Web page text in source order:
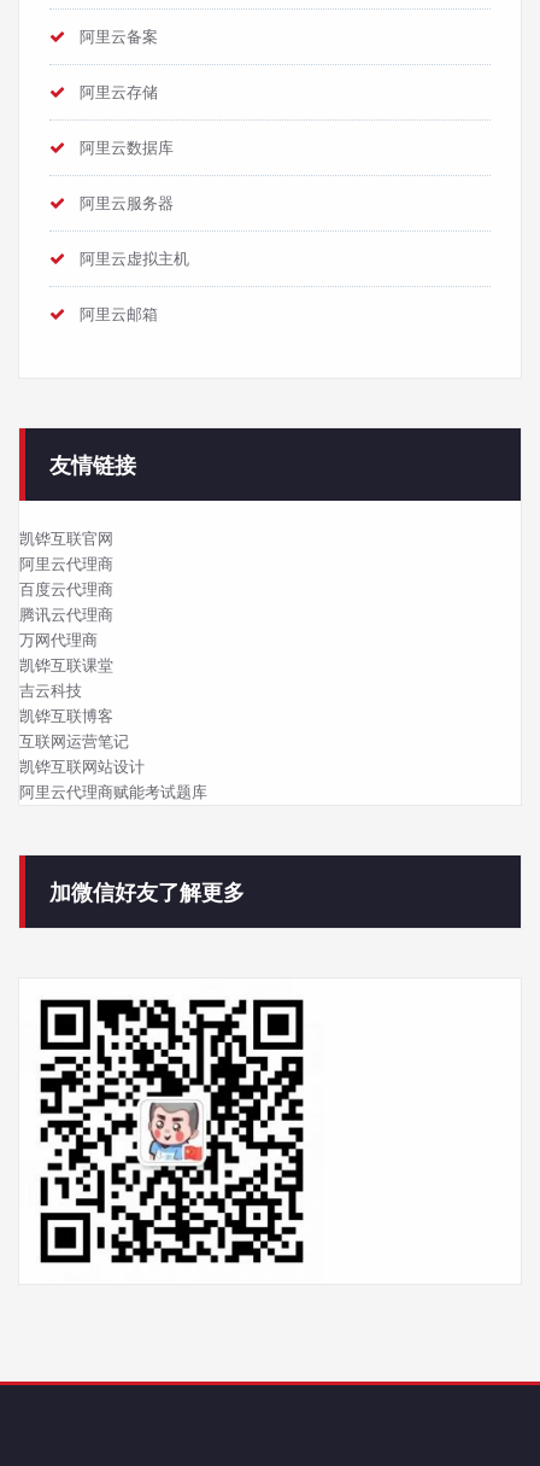
阿里云备案
阿里云存储
阿里云数据库
阿里云服务器
阿里云虚拟主机
阿里云邮箱
友情链接
凯铧互联官网
阿里云代理商
百度云代理商
腾讯云代理商
万网代理商
凯铧互联课堂
吉云科技
凯铧互联博客
互联网运营笔记
凯铧互联网站设计
阿里云代理商赋能考试题库
加微信好友了解更多